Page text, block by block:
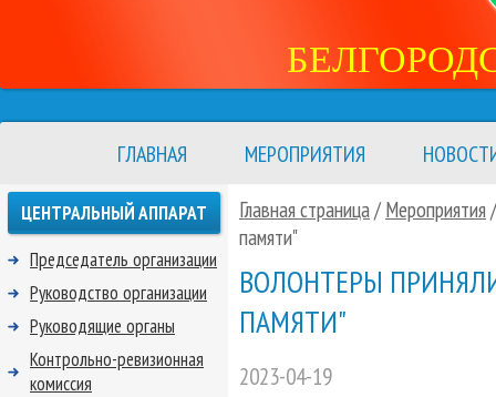
ГЛАВНАЯ МЕРОПРИЯТИЯ
Главная страница/ Мероприятия
памяти"
ВОЛОНТЕРЫ
ПАМЯТИ"
2023-04-19
ЦЕНТРАЛЬНЫЙ АППАРАТ
Председатель организации
Руководство организации
Руководящие органы
Контрольно-ревизионная
комиссия